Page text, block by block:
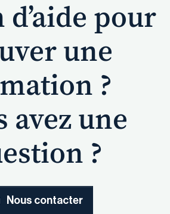
d’aide pour
une
?
avez une
?
Nous contacter